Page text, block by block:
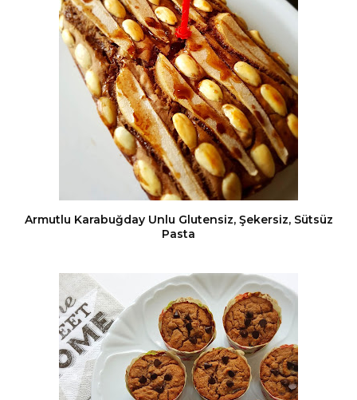
Armutlu Karabuğday Unlu Glutensiz, Şekersiz, Sütsüz
Pasta